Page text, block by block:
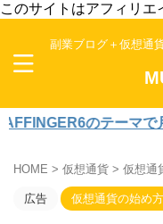
このサイトはアフィリエ
副業ブログ＋仮想通
のテーマで月5万稼げる
HOME > 仮想通貨 > 仮想通
広告 仮想通貨の始め方